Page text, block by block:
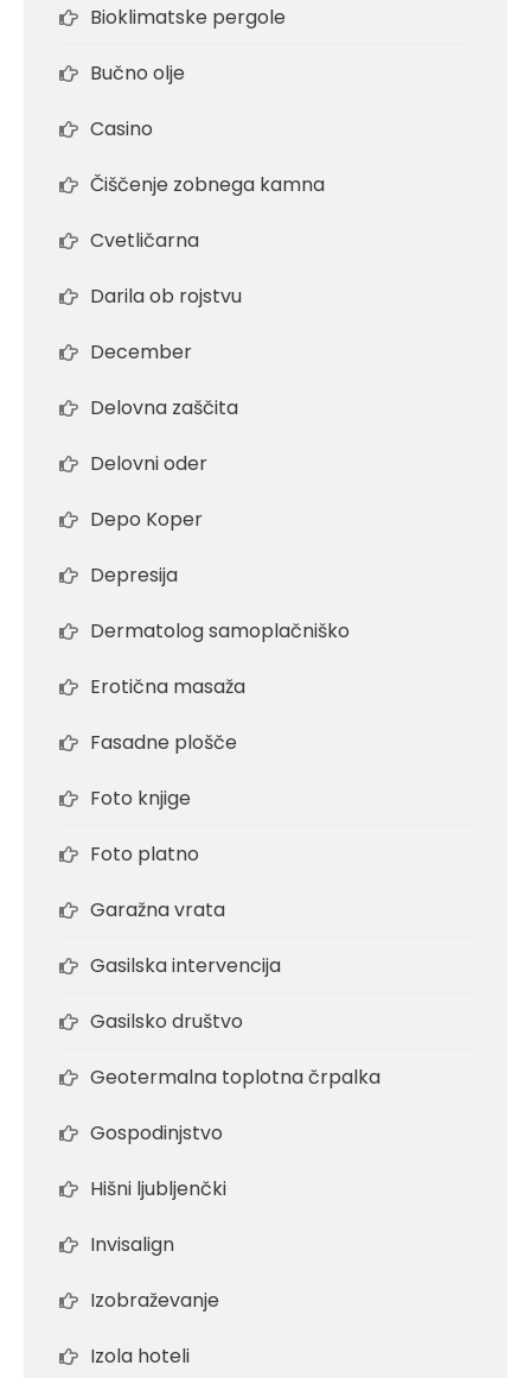
Bioklimatske pergole
Bučno olje
Casino
Čiščenje zobnega kamna
Cvetličarna
Darila ob rojstvu
December
Delovna zaščita
Delovni oder
Depo Koper
Depresija
Dermatolog samoplačniško
Erotična masaža
Fasadne plošče
Foto knjige
Foto platno
Garažna vrata
Gasilska intervencija
Gasilsko društvo
Geotermalna toplotna črpalka
Gospodinjstvo
Hišni ljubljenčki
Invisalign
Izobraževanje
Izola hoteli